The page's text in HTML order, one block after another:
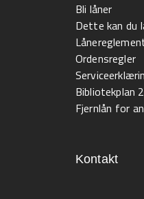
Bli låner
Dette kan du
Ordensregler
Bibliotekplan
Fjernlån for
Kontakt